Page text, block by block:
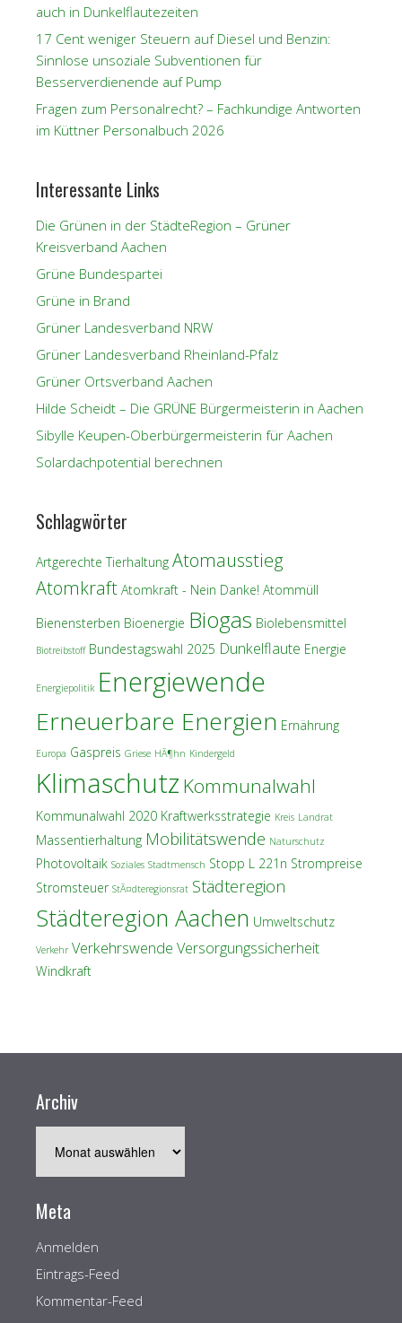
auch in Dunkelflautezeiten
17 Cent weniger Steuern auf Diesel und Benzin:
Sinnlose unsoziale Subventionen für
Besserverdienende auf Pump
Fragen zum Personalrecht? – Fachkundige Antworten
im Küttner Personalbuch 2026
Interessante Links
Die Grünen in der StädteRegion – Grüner
Kreisverband Aachen
Grüne Bundespartei
Grüne in Brand
Grüner Landesverband NRW
Grüner Landesverband Rheinland-Pfalz
Grüner Ortsverband Aachen
Hilde Scheidt – Die GRÜNE Bürgermeisterin in Aachen
Sibylle Keupen-Oberbürgermeisterin für Aachen
Solardachpotential berechnen
Schlagwörter
Artgerechte Tierhaltung Atomausstieg
Atomkraft Atomkraft - Nein Danke! Atommüll
Bienensterben Bioenergie Biogas Biolebensmittel
Biotreibstoff Bundestagswahl 2025 Dunkelflaute Energie
Energiepolitik Energiewende
Erneuerbare Energien Ernährung
Europa Gaspreis Griese HÃ¶hn Kindergeld
Klimaschutz Kommunalwahl
Kommunalwahl 2020 Kraftwerksstrategie Kreis Landrat
Massentierhaltung Mobilitätswende Naturschutz
Photovoltaik Soziales Stadtmensch Stopp L 221n Strompreise
Stromsteuer StÃ¤dteregionsrat Städteregion
Städteregion Aachen Umweltschutz
Verkehr Verkehrswende Versorgungssicherheit
Windkraft
Archiv
Meta
Anmelden
Eintrags-Feed
Kommentar-Feed